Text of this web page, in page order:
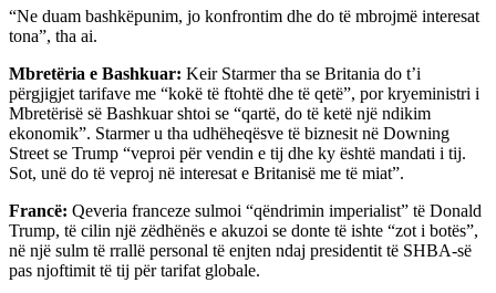
“Ne duam bashkëpunim, jo ​​konfrontim dhe do të mbrojmë interesat
tona”, tha ai.
Mbretëria e Bashkuar: Keir Starmer tha se Britania do t’i
përgjigjet tarifave me “kokë të ftohtë dhe të qetë”, por kryeministri i
Mbretërisë së Bashkuar shtoi se “qartë, do të ketë një ndikim
ekonomik”. Starmer u tha udhëheqësve të biznesit në Downing
Street se Trump “veproi për vendin e tij dhe ky është mandati i tij.
Sot, unë do të veproj në interesat e Britanisë me të miat”.
Francë: Qeveria franceze sulmoi “qëndrimin imperialist” të Donald
Trump, të cilin një zëdhënës e akuzoi se donte të ishte “zot i botës”,
në një sulm të rrallë personal të enjten ndaj presidentit të SHBA-së
pas njoftimit të tij për tarifat globale.